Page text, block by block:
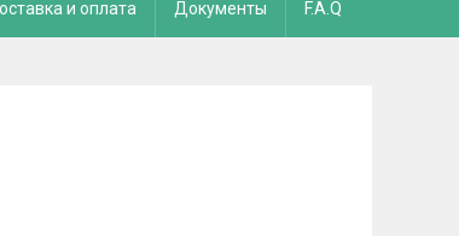
и оплата Документы F.A.Q